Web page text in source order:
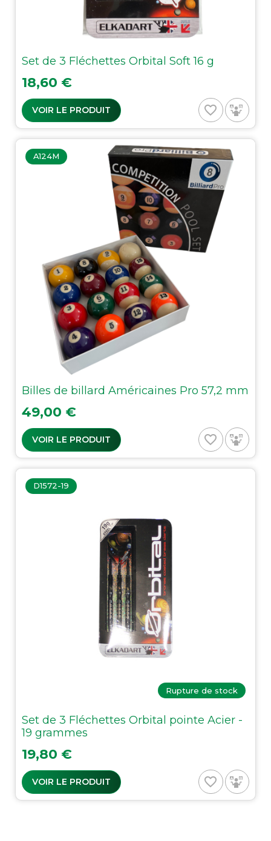
Set de 3 Fléchettes Orbital Soft 16 g
Prix
18,60 €
VOIR LE PRODUIT favorite_border
A124M
Billes de billard Américaines Pro 57,2 mm
Prix
49,00 €
VOIR LE PRODUIT favorite_border
D1572-19
Rupture de stock
Set de 3 Fléchettes Orbital pointe Acier -
19 grammes
Prix
19,80 €
VOIR LE PRODUIT favorite_border